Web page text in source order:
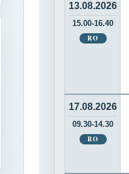
13.08.2026
15.00-16.40
RO
17.08.2026
09.30-14.30
RO